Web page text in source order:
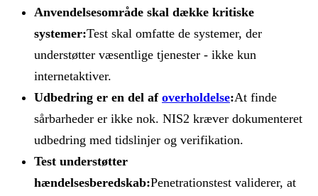
Anvendelsesområde skal dække kritiske
systemer:Test skal omfatte de systemer, der
understøtter væsentlige tjenester - ikke kun
internetaktiver.
Udbedring er en del af overholdelse:At finde
sårbarheder er ikke nok. NIS2 kræver dokumenteret
udbedring med tidslinjer og verifikation.
Test understøtter
hændelsesberedskab:Penetrationstest validerer, at